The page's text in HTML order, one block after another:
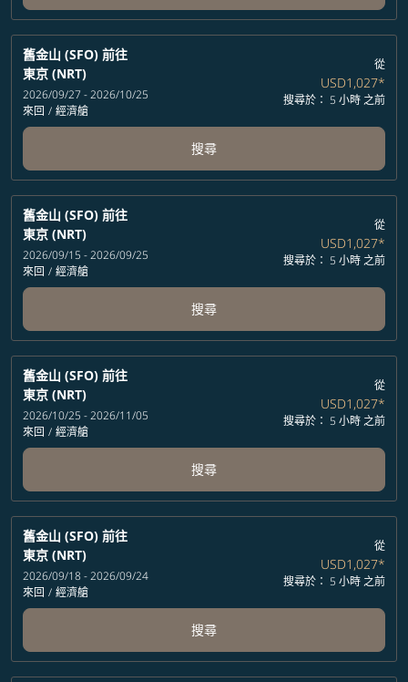
舊金山 (SFO) 前往
東京 (NRT)
2026/09/27 - 2026/10/25
來回 / 經濟艙
從
USD1,027*
搜尋於： 5 小時 之前
搜尋
舊金山 (SFO) 前往
東京 (NRT)
2026/09/15 - 2026/09/25
來回 / 經濟艙
從
USD1,027*
搜尋於： 5 小時 之前
搜尋
舊金山 (SFO) 前往
東京 (NRT)
2026/10/25 - 2026/11/05
來回 / 經濟艙
從
USD1,027*
搜尋於： 5 小時 之前
搜尋
舊金山 (SFO) 前往
東京 (NRT)
2026/09/18 - 2026/09/24
來回 / 經濟艙
從
USD1,027*
搜尋於： 5 小時 之前
搜尋